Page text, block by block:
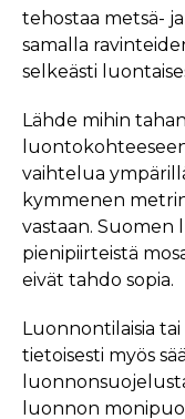
tehostaa metsä-
samalla
selkeästi
Lähde mihin
vaihtelua
kymmenen
vastaan.
pienipiirteistä
eivät tahdo sopia.
Luonnontilaisia
tietoisesti myös
luonnon